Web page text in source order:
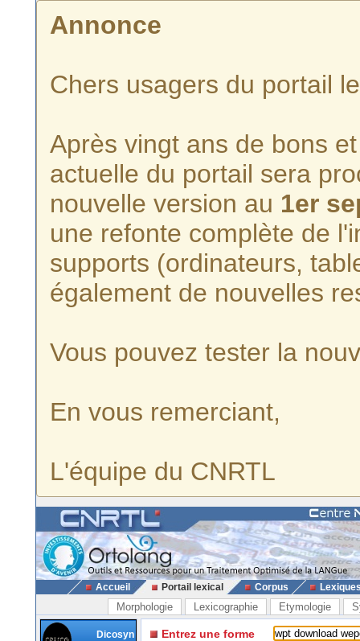
Annonce
Chers usagers du portail
Après vingt ans de bons
actuelle du portail sera
nouvelle version au 1er
une refonte complète de
supports (ordinateurs,
également de nouvelles
Vous pouvez tester la
En vous remerciant,
L'équipe du CNRTL
Accueil Portail lexical Corpus
Morphologie Lexicographie Etymologie
Dicosyn
Entrez une forme